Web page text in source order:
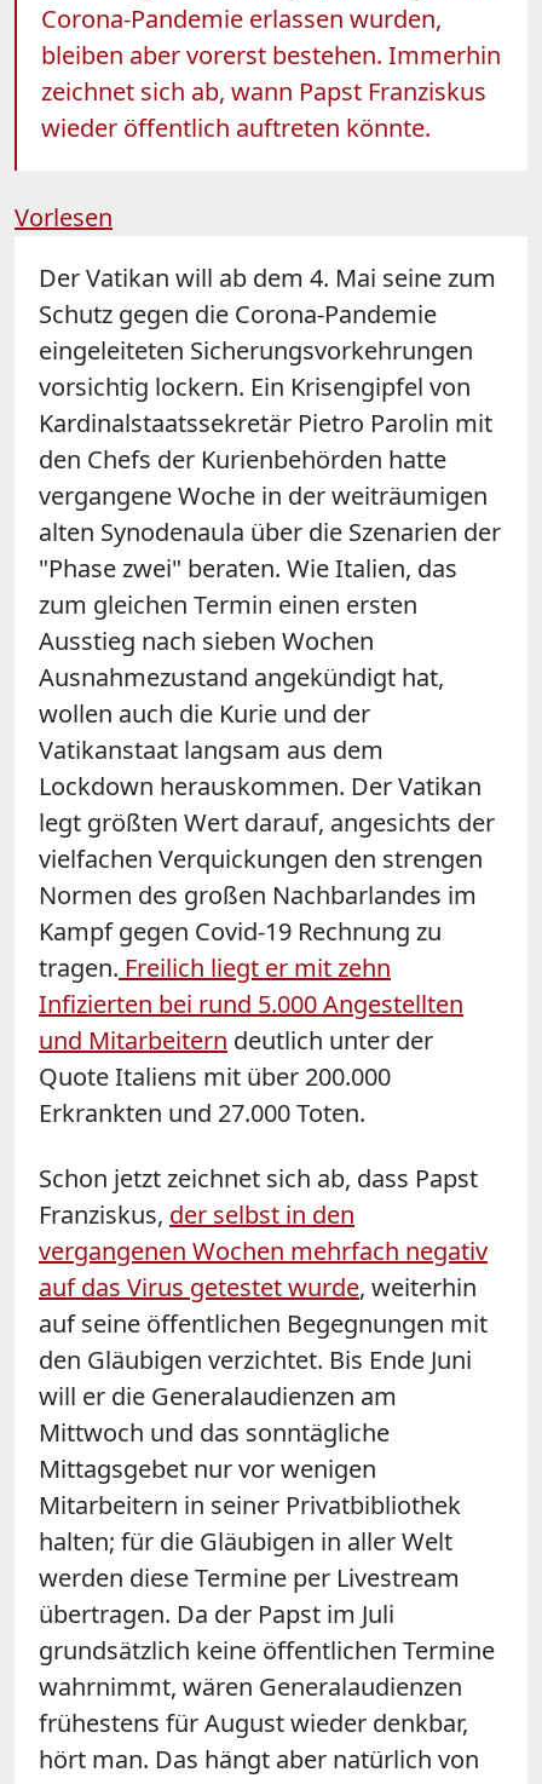
Corona-Pandemie erlassen wurden,
bleiben aber vorerst bestehen. Immerhin
zeichnet sich ab, wann Papst Franziskus
wieder öffentlich auftreten könnte.
Vorlesen
Der Vatikan will ab dem 4. Mai seine zum
Schutz gegen die Corona-Pandemie
eingeleiteten Sicherungsvorkehrungen
vorsichtig lockern. Ein Krisengipfel von
Kardinalstaatssekretär Pietro Parolin mit
den Chefs der Kurienbehörden hatte
vergangene Woche in der weiträumigen
alten Synodenaula über die Szenarien der
"Phase zwei" beraten. Wie Italien, das
zum gleichen Termin einen ersten
Ausstieg nach sieben Wochen
Ausnahmezustand angekündigt hat,
wollen auch die Kurie und der
Vatikanstaat langsam aus dem
Lockdown herauskommen. Der Vatikan
legt größten Wert darauf, angesichts der
vielfachen Verquickungen den strengen
Normen des großen Nachbarlandes im
Kampf gegen Covid-19 Rechnung zu
tragen. Freilich liegt er mit zehn
Infizierten bei rund 5.000 Angestellten
und Mitarbeitern deutlich unter der
Quote Italiens mit über 200.000
Erkrankten und 27.000 Toten.
Schon jetzt zeichnet sich ab, dass Papst
Franziskus, der selbst in den
vergangenen Wochen mehrfach negativ
auf das Virus getestet wurde, weiterhin
auf seine öffentlichen Begegnungen mit
den Gläubigen verzichtet. Bis Ende Juni
will er die Generalaudienzen am
Mittwoch und das sonntägliche
Mittagsgebet nur vor wenigen
Mitarbeitern in seiner Privatbibliothek
halten; für die Gläubigen in aller Welt
werden diese Termine per Livestream
übertragen. Da der Papst im Juli
grundsätzlich keine öffentlichen Termine
wahrnimmt, wären Generalaudienzen
frühestens für August wieder denkbar,
hört man. Das hängt aber natürlich von